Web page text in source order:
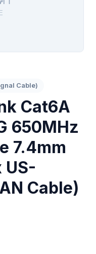
Cable)
Cat6A
650MHz
7.4mm
US-
Cable)